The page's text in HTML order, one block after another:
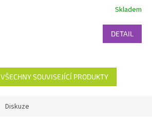
Skladem
DETAIL
SOUVISEJÍCÍ PRODUKTY
Diskuze